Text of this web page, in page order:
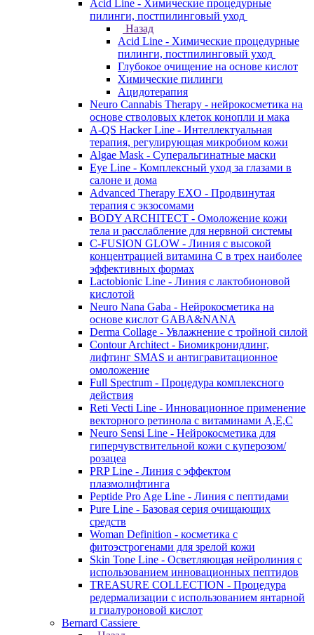
Acid Line - Химические процедурные
пилинги, постпилинговый уход
Назад
Acid Line - Химические процедурные
пилинги, постпилинговый уход
Глубокое очищение на основе кислот
Химические пилинги
Ацидотерапия
Neuro Cannabis Therapy - нейрокосметика на
основе стволовых клеток конопли и мака
A-QS Hacker Line - Интеллектуальная
терапия, регулирующая микробиом кожи
Algae Mask - Суперальгинатные маски
Eye Line - Комплексный уход за глазами в
салоне и дома
Advanced Therapy EXO - Продвинутая
терапия с экзосомами
BODY ARCHITECT - Омоложение кожи
тела и расслабление для нервной системы
C-FUSION GLOW - Линия с высокой
концентрацией витамина C в трех наиболее
эффективных формах
Lactobionic Line - Линия с лактобионовой
кислотой
Neuro Nana Gaba - Нейрокосметика на
основе кислот GABA&NANA
Derma Collage - Увлажнение с тройной силой
Contour Architect - Биомикронидлинг,
лифтинг SMAS и антигравитационное
омоложение
Full Spectrum - Процедура комплексного
действия
Reti Vecti Line - Инновационное применение
векторного ретинола с витаминами A,Е,С
Neuro Sensi Line - Нейрокосметика для
гиперчувствительной кожи с куперозом/
розацеа
PRP Line - Линия с эффектом
плазмолифтинга
Peptide Pro Age Line - Линия с пептидами
Pure Line - Базовая серия очищающих
средств
Woman Definition - косметика с
фитоэстрогенами для зрелой кожи
Skin Tone Line - Осветляющая нейролиния с
использованием инновационных пептидов
TREASURE COLLECTION - Процедура
редермализации с использованием янтарной
и гиалуроновой кислот
Bernard Cassiere